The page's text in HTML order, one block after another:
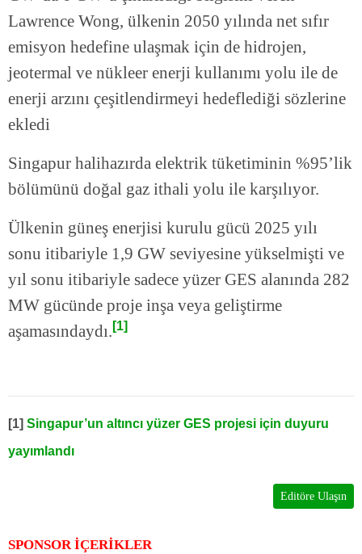
Lawrence Wong, ülkenin 2050 yılında net sıfır
emisyon hedefine ulaşmak için de hidrojen,
jeotermal ve nükleer enerji kullanımı yolu ile de
enerji arzını çeşitlendirmeyi hedeflediği sözlerine
ekledi
Singapur halihazırda elektrik tüketiminin %95’lik
bölümünü doğal gaz ithali yolu ile karşılıyor.
Ülkenin güneş enerjisi kurulu gücü 2025 yılı
sonu itibariyle 1,9 GW seviyesine yükselmişti ve
yıl sonu itibariyle sadece yüzer GES alanında 282
MW gücünde proje inşa veya geliştirme
aşamasındaydı. [1]
[1] Singapur’un altıncı yüzer GES projesi için duyuru
yayımlandı
Editöre Ulaşın
SPONSOR İÇERİKLER